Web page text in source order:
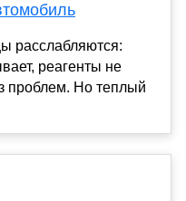
расслабляются:
реагенты не
проблем. Но теплый